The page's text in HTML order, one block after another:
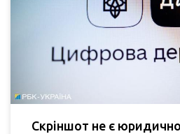
Скріншот не є